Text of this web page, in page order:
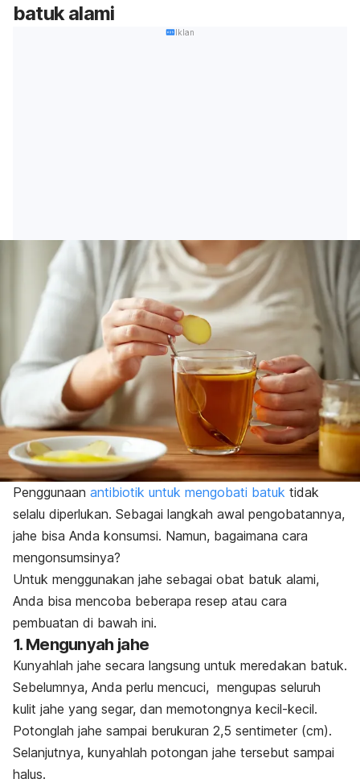
batuk alami
Iklan
Penggunaan antibiotik untuk mengobati batuk tidak
selalu diperlukan. Sebagai langkah awal pengobatannya,
jahe bisa Anda konsumsi. Namun, bagaimana cara
mengonsumsinya?
Untuk menggunakan jahe sebagai obat batuk alami,
Anda bisa mencoba beberapa resep atau cara
pembuatan di bawah ini.
1. Mengunyah jahe
Kunyahlah jahe secara langsung untuk meredakan batuk.
Sebelumnya, Anda perlu mencuci, mengupas seluruh
kulit jahe yang segar, dan memotongnya kecil-kecil.
Potonglah jahe sampai berukuran 2,5 sentimeter (cm).
Selanjutnya, kunyahlah potongan jahe tersebut sampai
halus.